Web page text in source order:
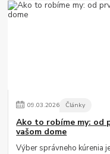
09.03.2026 Články
Ako to robíme my: od
vašom dome
Výber správneho kúrenia